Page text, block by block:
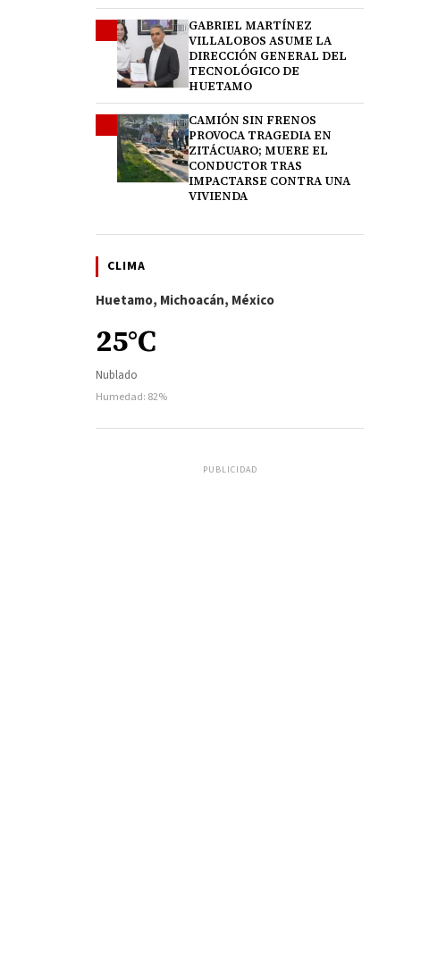
GABRIEL MARTÍNEZ
VILLALOBOS ASUME LA
DIRECCIÓN GENERAL DEL
TECNOLÓGICO DE
HUETAMO
CAMIÓN SIN FRENOS
PROVOCA TRAGEDIA EN
ZITÁCUARO; MUERE EL
CONDUCTOR TRAS
IMPACTARSE CONTRA UNA
VIVIENDA
CLIMA
Huetamo, Michoacán, México
25°C
Nublado
Humedad: 82%
PUBLICIDAD